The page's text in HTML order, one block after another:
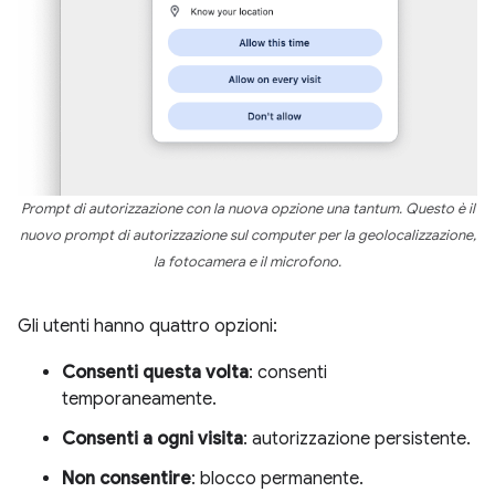
Prompt di autorizzazione con la nuova opzione una tantum. Questo è il
nuovo prompt di autorizzazione sul computer per la geolocalizzazione,
la fotocamera e il microfono.
Gli utenti hanno quattro opzioni:
Consenti questa volta: consenti
temporaneamente.
Consenti a ogni visita: autorizzazione persistente.
Non consentire: blocco permanente.